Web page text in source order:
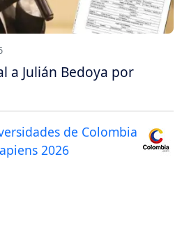
a Julián Bedoya por